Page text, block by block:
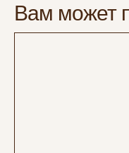
Вам может